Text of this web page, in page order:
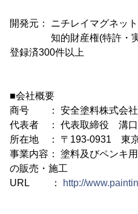
開発元： ニチレイマグネッ
知的財産権(特許・実案
登録済300件以上
■会社概要
商号 ： 安全塗料株式会社
代表者 ： 代表取締役 溝口
所在地 ： 〒193-0931 東
事業内容： 塗料及びペンキ
の販売・施工
URL ：
http://